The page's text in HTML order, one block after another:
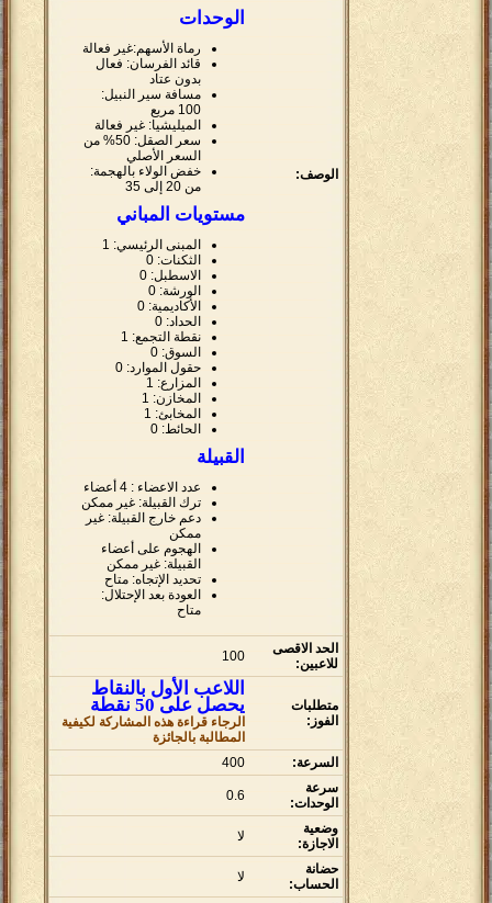
الوصف:
الوحدات
رماة الأسهم:غير فعالة
قائد الفرسان: فعال
بدون عتاد
مسافة سير النبيل:
100 مربع
الميليشيا: غير فعالة
سعر الصقل: 50% من
السعر الأصلي
خفض الولاء بالهجمة:
من 20 إلى 35
مستويات المباني
المبنى الرئيسي: 1
الثكنات: 0
الاسطبل: 0
الورشة: 0
الأكاديمية: 0
الحداد: 0
نقطة التجمع: 1
السوق: 0
حقول الموارد: 0
المزارع: 1
المخازن: 1
المخابئ: 1
الحائط: 0
القبيلة
عدد الاعضاء : 4 أعضاء
ترك القبيلة: غير ممكن
دعم خارج القبيلة: غير
ممكن
الهجوم على أعضاء
القبيلة: غير ممكن
تحديد الإتجاه: متاح
العودة بعد الإحتلال:
متاح
الحد الاقصى
للاعبين:
100
متطلبات
الفوز:
اللاعب الأول بالنقاط
يحصل على 50 نقطة
الرجاء قراءة هذه المشاركة لكيفية
المطالبة بالجائزة
السرعة:
400
سرعة
الوحدات:
0.6
وضعية
الاجازة:
لا
حضانة
الحساب:
لا